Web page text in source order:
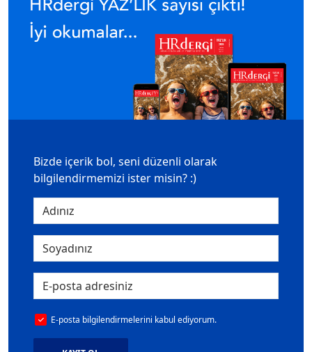
Bizde içerik bol, seni düzenli olarak
bilgilendirmemizi ister misin? :)
E-posta bilgilendirmelerini kabul ediyorum.